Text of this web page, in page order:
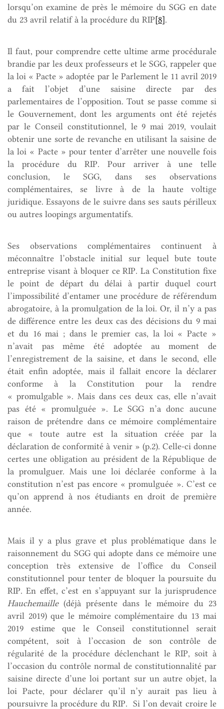
lorsqu’on examine de près le mémoire du SGG en date
du 23 avril relatif à la procédure du RIP[8].
Il faut, pour comprendre cette ultime arme procédurale
brandie par les deux professeurs et le SGG, rappeler que
la loi « Pacte » adoptée par le Parlement le 11 avril 2019
a fait l’objet d’une saisine directe par des
parlementaires de l’opposition. Tout se passe comme si
le Gouvernement, dont les arguments ont été rejetés
par le Conseil constitutionnel, le 9 mai 2019, voulait
obtenir une sorte de revanche en utilisant la saisine de
la loi « Pacte » pour tenter d’arrêter une nouvelle fois
la procédure du RIP. Pour arriver à une telle
conclusion, le SGG, dans ses observations
complémentaires, se livre à de la haute voltige
juridique. Essayons de le suivre dans ses sauts périlleux
ou autres loopings argumentatifs.
Ses observations complémentaires continuent à
méconnaître l’obstacle initial sur lequel bute toute
entreprise visant à bloquer ce RIP. La Constitution fixe
le point de départ du délai à partir duquel court
l’impossibilité d’entamer une procédure de référendum
abrogatoire, à la promulgation de la loi. Or, il n’y a pas
de différence entre les deux cas des décisions du 9 mai
et du 16 mai ; dans le premier cas, la loi « Pacte »
n’avait pas même été adoptée au moment de
l’enregistrement de la saisine, et dans le second, elle
était enfin adoptée, mais il fallait encore la déclarer
conforme à la Constitution pour la rendre
« promulgable ». Mais dans ces deux cas, elle n’avait
pas été « promulguée ». Le SGG n’a donc aucune
raison de prétendre dans ce mémoire complémentaire
que « toute autre est la situation créée par la
déclaration de conformité à venir » (p.2). Celle-ci donne
certes une obligation au président de la République de
la promulguer. Mais une loi déclarée conforme à la
constitution n’est pas encore « promulguée ». C’est ce
qu’on apprend à nos étudiants en droit de première
année.
Mais il y a plus grave et plus problématique dans le
raisonnement du SGG qui adopte dans ce mémoire une
conception très extensive de l’office du Conseil
constitutionnel pour tenter de bloquer la poursuite du
RIP. En effet, c’est en s’appuyant sur la jurisprudence
Hauchemaille(déjà présente dans le mémoire du 23
avril 2019) que le mémoire complémentaire du 13 mai
2019 estime que le Conseil constitutionnel serait
compétent, soit à l’occasion de son contrôle de
régularité de la procédure déclenchant le RIP, soit à
l’occasion du contrôle normal de constitutionnalité par
saisine directe d’une loi portant sur un autre objet, la
loi Pacte, pour déclarer qu’il n’y aurait pas lieu à
poursuivre la procédure du RIP. Si l’on devait croire le